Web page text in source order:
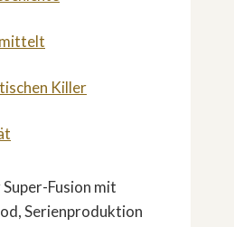
Killer
Fusion mit
Serienproduktion